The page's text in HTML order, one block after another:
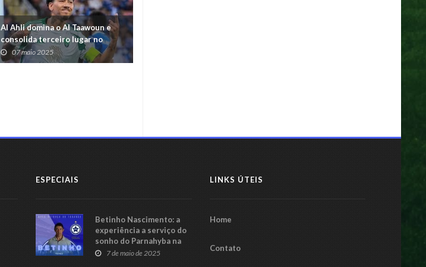
Al Ahli domina o Al Taawoun e
consolida terceiro lugar no
Campeonato Saudita
07 maio 2025
ESPECIAIS
Betinho Nascimento: a
experiência a serviço do
sonho do Parnahyba na
Série C
7 de maio de 2025
LINKS ÚTEIS
Home
Contato